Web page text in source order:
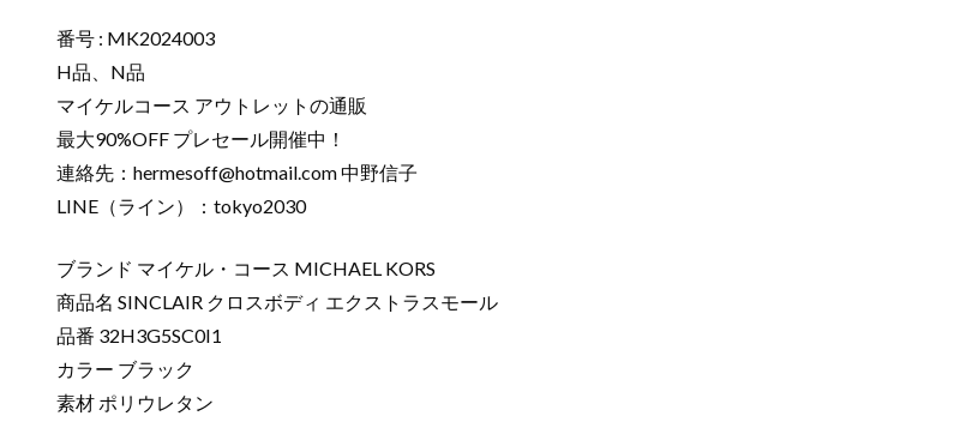
番号 : MK2024003
H品、N品
マイケルコース アウトレットの通販
最大90%OFF プレセール開催中！
連絡先： hermesoff@hotmail.com中野信子
LINE（ライン）：tokyo2030
ブランド マイケル・コース MICHAEL KORS
商品名 SINCLAIR クロスボディ エクストラスモール
品番 32H3G5SC0I1
カラー ブラック
素材 ポリウレタン